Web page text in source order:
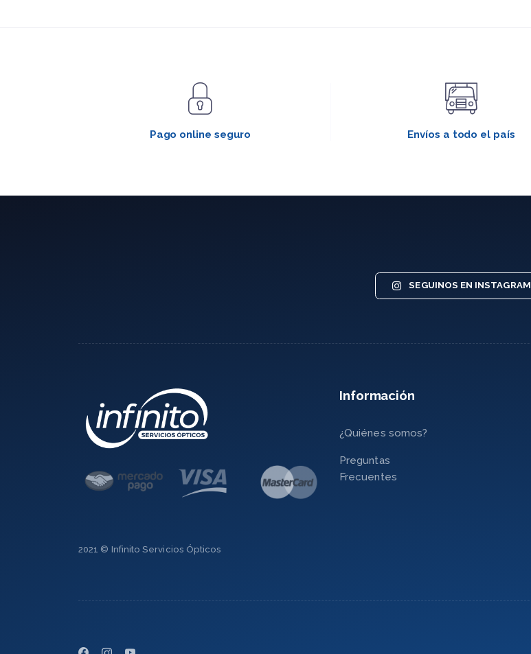
Pago online seguro Envíos a todo el país
SEGUINOS EN INSTAGRAM
Información
¿Quiénes somos?
Preguntas
Frecuentes
2021 © Infinito Servicios Ópticos